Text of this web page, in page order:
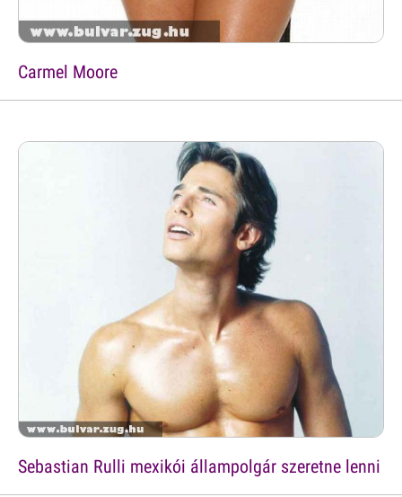
Carmel Moore
Sebastian Rulli mexikói állampolgár szeretne lenni